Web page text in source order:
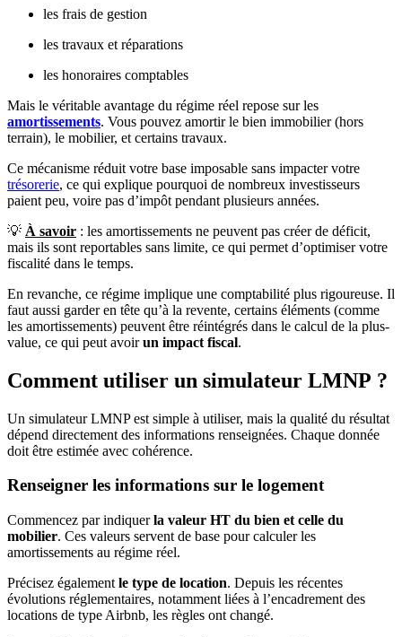
les frais de gestion
les travaux et réparations
les honoraires comptables
Mais le véritable avantage du régime réel repose sur les
amortissements. Vous pouvez amortir le bien immobilier (hors
terrain), le mobilier, et certains travaux.
Ce mécanisme réduit votre base imposable sans impacter votre
trésorerie, ce qui explique pourquoi de nombreux investisseurs
paient peu, voire pas d’impôt pendant plusieurs années.
💡 À savoir : les amortissements ne peuvent pas créer de déficit,
mais ils sont reportables sans limite, ce qui permet d’optimiser votre
fiscalité dans le temps.
En revanche, ce régime implique une comptabilité plus rigoureuse. Il
faut aussi garder en tête qu’à la revente, certains éléments (comme
les amortissements) peuvent être réintégrés dans le calcul de la plus-
value, ce qui peut avoirun impact fiscal.
Comment utiliser un simulateur LMNP ?
Un simulateur LMNP est simple à utiliser, mais la qualité du résultat
dépend directement des informations renseignées. Chaque donnée
doit être estimée avec cohérence.
Renseigner les informations sur le logement
Commencez par indiquerla valeur HT du bien et celle du
mobilier. Ces valeurs servent de base pour calculer les
amortissements au régime réel.
Précisez également le type de location. Depuis les récentes
évolutions réglementaires, notamment liées à l’encadrement des
locations de type Airbnb, les règles ont changé.